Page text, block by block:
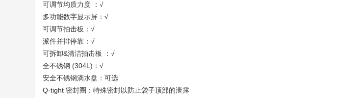
可调节均质力度 ：√
多功能数字显示屏：√
可调节拍击板：√
派件并排停靠：√
可拆卸&清洁拍击板 ：√
全不锈钢 (304L)：√
安全不锈钢滴水盘：可选
Q-tight 密封圈：特殊密封以防止袋子顶部的泄露